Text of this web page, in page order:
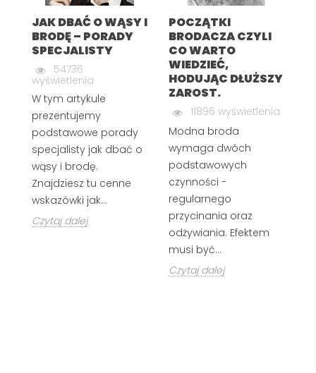
JAK DBAĆ O WĄSY I
BRODĘ – PORADY
SPECJALISTY
54736
wyświetlenia
W tym artykule
prezentujemy
podstawowe porady
specjalisty jak dbać o
wąsy i brodę.
Znajdziesz tu cenne
wskazówki jak...
Czytaj dalej
POCZĄTKI
BRODACZA CZYLI
CO WARTO
WIEDZIEĆ,
HODUJĄC DŁUŻSZY
ZAROST.
11896 wyświetlenia
Modna broda
wymaga dwóch
podstawowych
czynności -
regularnego
przycinania oraz
odżywiania. Efektem
musi być...
Czytaj dalej